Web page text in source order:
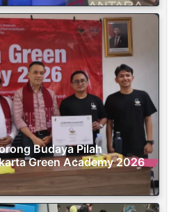
Budaya Pilah
Green Academy 2026